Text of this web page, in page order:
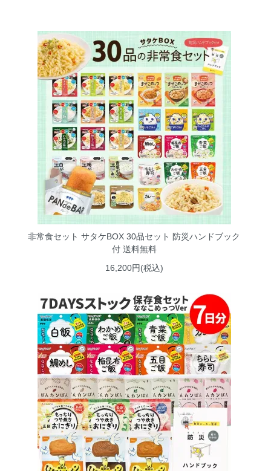
非常食セット サタケBOX 30品セット 防災ハンドブック
付 送料無料
16,200円(税込)